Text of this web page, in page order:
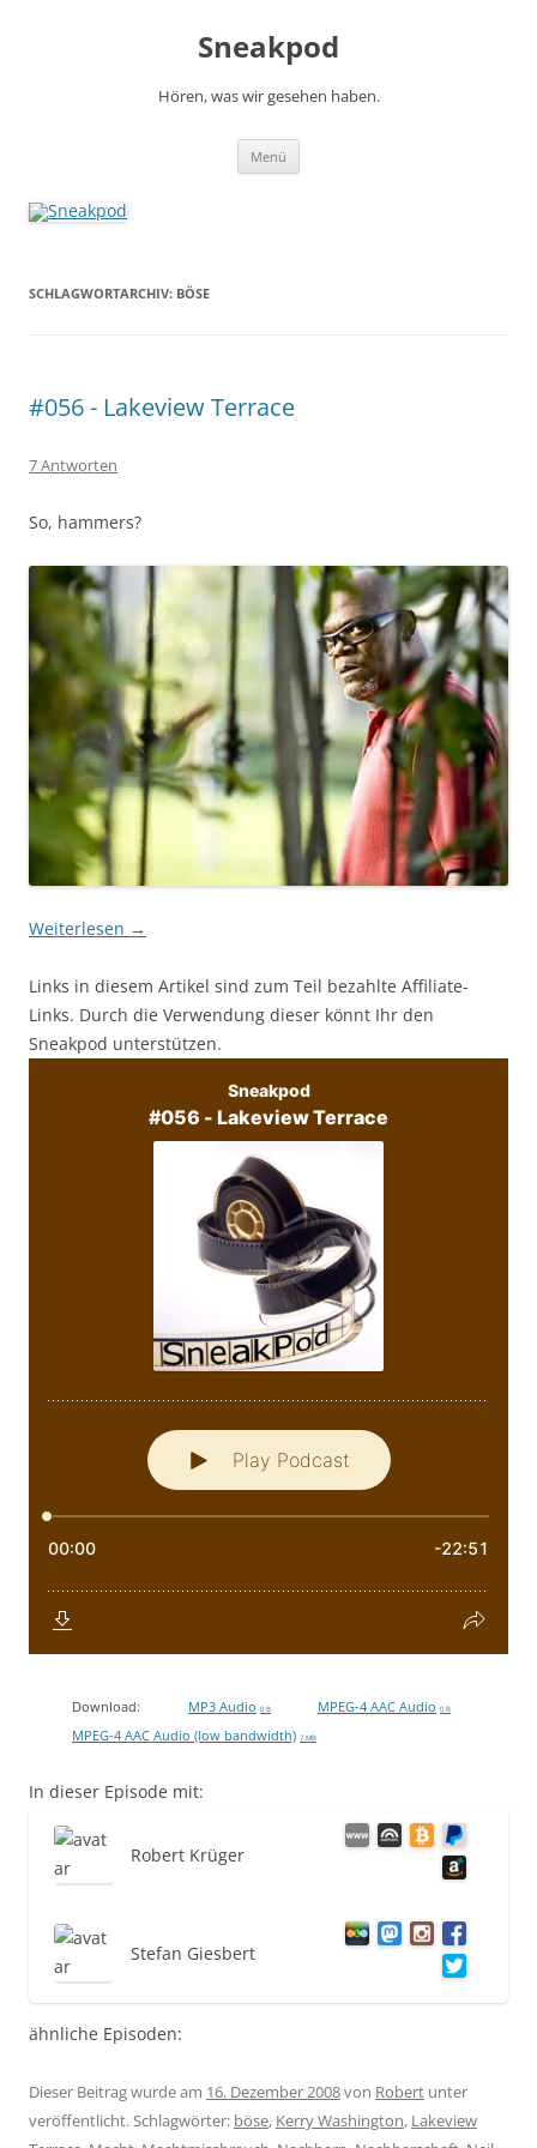
Sneakpod
Hören, was wir gesehen haben.
Menü
SCHLAGWORTARCHIV: BÖSE
#056 - Lakeview Terrace
7 Antworten
So, hammers?
Weiterlesen →
Links in diesem Artikel sind zum Teil bezahlte Affiliate-
Links. Durch die Verwendung dieser könnt Ihr den
Sneakpod unterstützen.
Download: MP3 Audio 0 B MPEG-4 AAC Audio 0 B
MPEG-4 AAC Audio (low bandwidth) 7 MB
In dieser Episode mit:
Robert Krüger
Stefan Giesbert
ähnliche Episoden:
Dieser Beitrag wurde am 16. Dezember 2008von Robert unter
veröffentlicht. Schlagwörter: böse, Kerry Washington, Lakeview